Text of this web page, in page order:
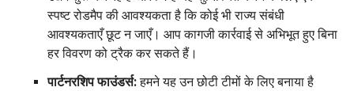
स्पष्ट रोडमैप की आवश्यकता है कि कोई भी राज्य संबंधी
आवश्यकताएँ छूट न जाएँ। आप कागजी कार्रवाई से अभिभूत हुए बिना
हर विवरण को ट्रैक कर सकते हैं।
पार्टनरशिप फाउंडर्स:हमने यह उन छोटी टीमों के लिए बनाया है